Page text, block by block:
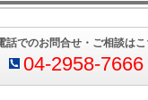
話でのお問合せ・ご相談はこ
04-2958-7666